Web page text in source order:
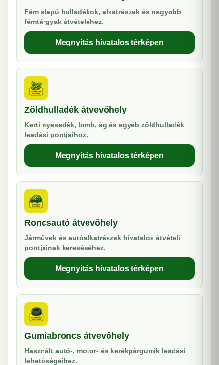
Fém alapú hulladékok, alkatrészek és nagyobb
fémtárgyak átvételéhez.
Megnyitás hivatalos térképen
Zöldhulladék átvevőhely
Kerti nyesedék, lomb, ág és egyéb zöldhulladék
leadási pontjaihoz.
Megnyitás hivatalos térképen
Roncsautó átvevőhely
Járművek és autóalkatrészek hivatalos átvételi
pontjainak kereséséhez.
Megnyitás hivatalos térképen
Gumiabroncs átvevőhely
Használt autó-, motor- és kerékpárgumik leadási
lehetőségeihez.